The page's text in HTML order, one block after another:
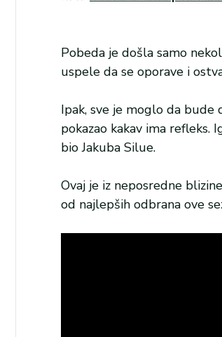
Pobeda je došla samo
uspele da se oporave i
Ipak, sve je moglo da bude
pokazao kakav ima
bio Jakuba Silue.
Ovaj je iz neposredne
od najlepših odbrana ove